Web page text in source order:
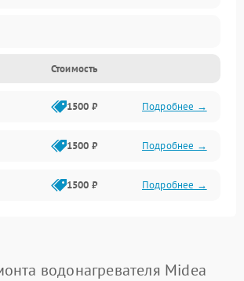
Стоимость
1500 ₽ Подробнее →
1500 ₽ Подробнее →
1500 ₽ Подробнее →
водонагревателя Midea